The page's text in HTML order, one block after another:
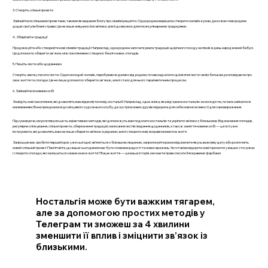
3. Створіть спільні проекти
Займайтеся спільними проектами, такими як ведення блогу про сімейні рецепти. Одна родина вирішила створити онлайн-кухню, де кожен член родини
додає свої улюблені страви. Це не лише зміцнило їхні зв’язки, але й дозволило ділитися кулінарними традиціями.
4. Зберігайте традиції
Продовжуйте або створюйте нові сімейні традиції. Наприклад, одна родина започаткувала традицію щорічного походу на пікнік в день народження бабусі.
Це допомогло зберегти зв'язок між поколіннями і створило безліч нових спогадів.
5. Пишіть листи або щоденники
Створіть звичку писати листи. Один молодий чоловік, перебуваючи далеко від родини, почав надсилати щомісячні листи своїм батькам, розповідаючи про
своє життя та спогади. Це не лише допомогло зберегти зв'язок, але й стало для нього терапевтичним процесом.
6. Займайтеся новими хобі
Знайдіть нові захоплення, які дозволять вам відволіктися від ностальгії. Наприклад, одна жінка, яка відчувала ностальгію за молодістю, почала займатися
малюванням. Вона приєдналася до місцевого художнього клубу, де зустріла нових друзів і відкрила для себе нові можливості для самовираження.
Підсумовуючи, ми розглянули шість ефективних методів, які допоможуть вам подолати ностальгію та укріпити зв’язки з близькими. Відзначення спогадів,
регулярне спілкування, спільні проекти, збереження традицій, написання листів і ведення щоденників, а також заняття новими хобі — це потужні
інструменти, які дозволять вам не лише зберегти зв’язок із рідними, але й створити нові, яскраві моменти в житті.
Запрошую вас зробити перший крок уже сьогодні: зв’яжіться з близькою людиною, запропонуйте разом відзначити якусь важливу дату або розпочніть
новий спільний проект. Пам’ятайте, що ваше сьогодення має бути сповнене радості та нових вражень. Чи готові ви відкрити нові горизонти у ваших стосунках
і створити спогади, які залишаться з вами на все життя? Ваше життя — це ваша історія, і ви маєте право писати її яскравими фарбами
Ностальгія може бути важким тягарем,
але за допомогою простих методів у
Телеграм ти зможеш за 4 хвилини
зменшити її вплив і зміцнити зв’язок із
близькими.